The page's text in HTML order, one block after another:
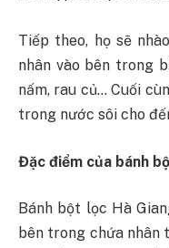
Tiếp theo, họ sẽ
nhân vào bên trong
nấm, rau củ… Cuối
trong nước sôi cho
Đặc điểm của bánh
Bánh bột lọc Hà
bên trong chứa nhân